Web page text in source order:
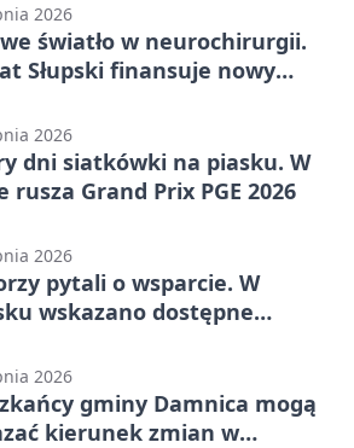
2026
światło w neurochirurgii.
Słupski finansuje nowy
2026
dni siatkówki na piasku. W
rusza Grand Prix PGE 2026
2026
pytali o wsparcie. W
wskazano dostępne
2026
gminy Damnica mogą
kierunek zmian w